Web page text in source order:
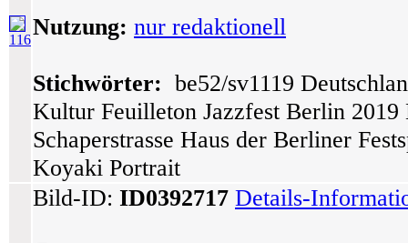
116Nutzung: nur redaktionell
Stichwörter: be52/sv1119
Kultur Feuilleton Jazzfest Berlin
Schaperstrasse Haus der Berliner
Koyaki Portrait
Bild-ID: ID0392717 Details-